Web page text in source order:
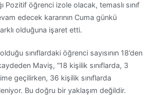
Pozitif öğrenci izole olacak, temaslı sınıf
edecek kararının Cuma günkü
olduğuna işaret etti.
sınıflardaki öğrenci sayısının 18’den
kaydeden Maviş, “18 kişilik sınıflarda, 3
geçilirken, 36 kişilik sınıflarda
Bu doğru bir yaklaşım değildir.